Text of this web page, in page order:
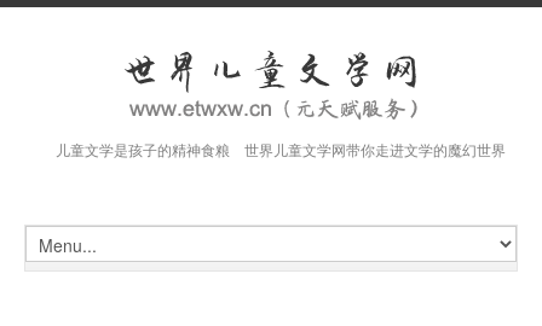
儿童文学是孩子的精神食粮 世界儿童文学网带你走进文学的魔幻世界